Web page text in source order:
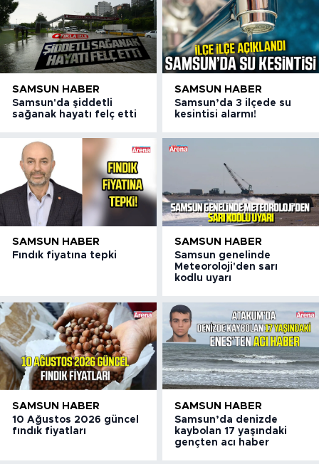
SAMSUN HABER
Samsun'da şiddetli
sağanak hayatı felç etti
SAMSUN HABER
Samsun’da 3 ilçede su
kesintisi alarmı!
SAMSUN HABER
Fındık fiyatına tepki
SAMSUN HABER
Samsun genelinde
Meteoroloji'den sarı
kodlu uyarı
SAMSUN HABER
10 Ağustos 2026 güncel
fındık fiyatları
SAMSUN HABER
Samsun’da denizde
kaybolan 17 yaşındaki
gençten acı haber